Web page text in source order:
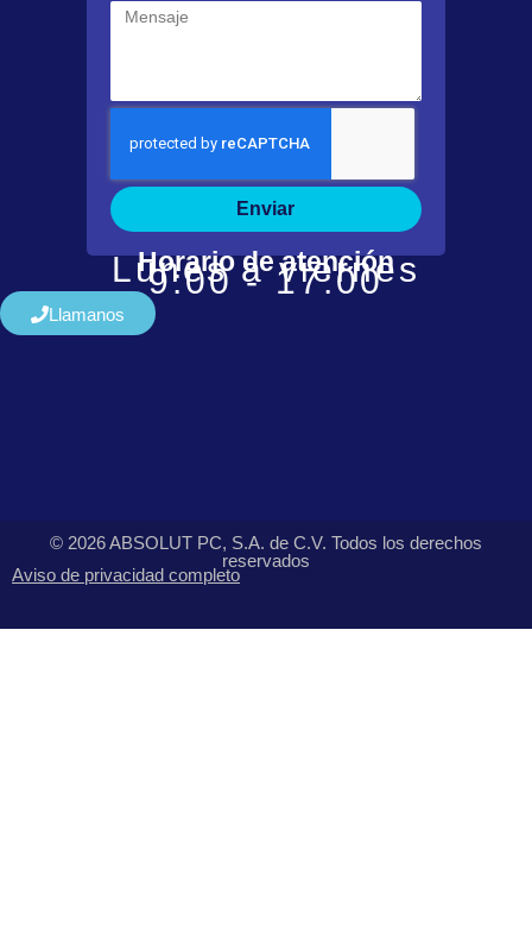
Enviar
Horario de atención
Lunes a viernes
9:00 - 17:00
Llamanos
© 2026 ABSOLUT PC, S.A. de C.V. Todos los derechos
reservados
Aviso de privacidad completo